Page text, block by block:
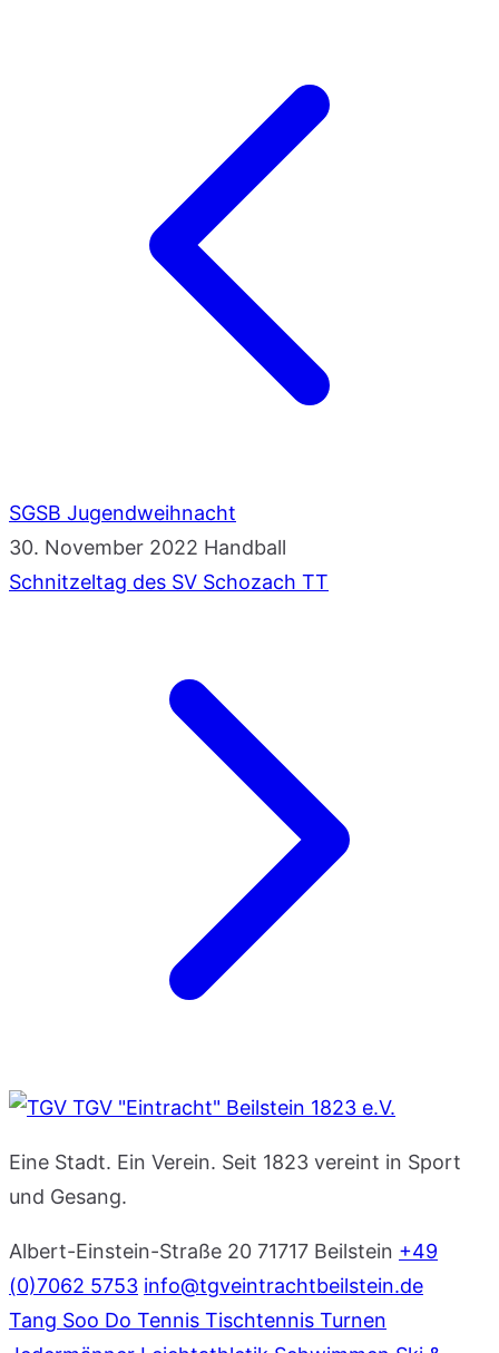
SGSB Jugendweihnacht
30. November 2022 Handball
Schnitzeltag des SV Schozach TT
TGV "Eintracht" Beilstein 1823 e.V.
Eine Stadt. Ein Verein. Seit 1823 vereint in Sport
und Gesang.
Albert-Einstein-Straße 20 71717 Beilstein +49
(0)7062 5753 info@tgveintrachtbeilstein.de
Tang Soo Do Tennis Tischtennis Turnen